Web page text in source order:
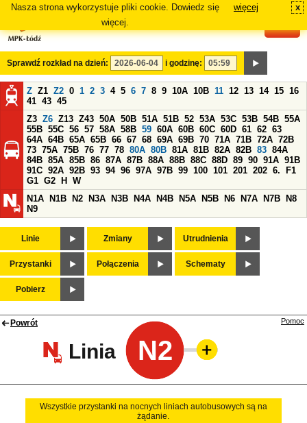
Nasza strona wykorzystuje pliki cookie. Dowiedz się
więcej.
więcej x
Sprawdź rozkład na dzień: i godzinę:
Z Z1 Z2 0 1 2 3 4 5 6 7 8 9 10A 10B 11 12 13 14 15 16
41 43 45
Z3 Z6 Z13 Z43 50A 50B 51A 51B 52 53A 53C 53B 54B 55A
55B 55C 56 57 58A 58B 59 60A 60B 60C 60D 61 62 63
64A 64B 65A 65B 66 67 68 69A 69B 70 71A 71B 72A 72B
73 75A 75B 76 77 78 80A 80B 81A 81B 82A 82B 83 84A
84B 85A 85B 86 87A 87B 88A 88B 88C 88D 89 90 91A 91B
91C 92A 92B 93 94 96 97A 97B 99 100 101 201 202 6.
F1
G1 G2 H
W
N1A
N1B N2 N3A N3B N4A N4B N5A N5B N6 N7A N7B
N8
N9
Linie Zmiany Utrudnienia
Przystanki Połączenia Schematy
Pobierz
Powrót
Linia N2
Pomoc
Wszystkie przystanki na nocnych liniach autobusowych są na
żądanie.